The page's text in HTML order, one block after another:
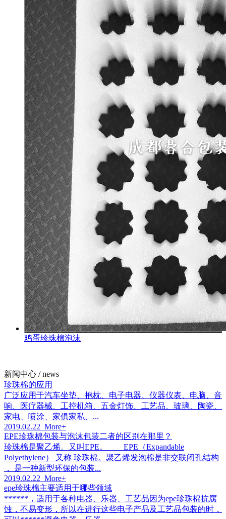
鸡蛋珍珠棉泡沫
新闻中心 / news
珍珠棉的应用
广泛应用于汽车坐垫、抱枕、电子电器、仪器仪表、电脑、音
响、医疗器械、工控机箱、五金灯饰、工艺品、玻璃、陶瓷、
家电、喷涂、家俱家私、...
2019.02.22 More+
EPE珍珠棉包装与泡沫包装二者的区别在那里？
珍珠棉是聚乙烯。又叫EPE。 EPE（Expandable
Polyethylene） 又称 珍珠棉。聚乙烯发泡棉是非交联闭孔结构
， 是一种新型环保的包装...
2019.02.22 More+
epe珍珠棉主要适用于哪些领域
******，适用于各种电器、乐器、工艺品因为epe珍珠棉抗腐
蚀，不易变形，所以在进行这些电子产品及工艺品包装的时，